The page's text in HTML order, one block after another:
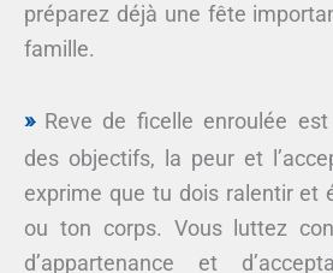
préparez déjà une fête
famille.
Reve de ficelle enroulée est
des objectifs, la peur et
exprime que tu dois ralentir et
ou ton corps. Vous luttez
d’appartenance et